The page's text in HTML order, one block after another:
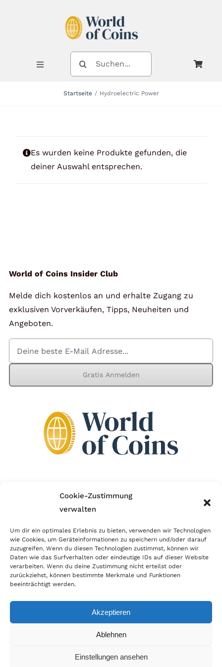
Cookie-Zustimmung
verwalten
Um dir ein optimales Erlebnis zu bieten, verwenden wir Technologien
wie Cookies, um Geräteinformationen zu speichern und/oder darauf
zuzugreifen. Wenn du diesen Technologien zustimmst, können wir
Daten wie das Surfverhalten oder eindeutige IDs auf dieser Website
verarbeiten. Wenn du deine Zustimmung nicht erteilst oder
zurückziehst, können bestimmte Merkmale und Funktionen
beeinträchtigt werden.
Akzeptieren
Ablehnen
Einstellungen ansehen
Toggle
Navigation
Kontakt
Mein Konto
Warenkorb
SUCHE
NACH:
Startseite Hydroelectric Power
Es wurden keine Produkte gefunden, die
deiner Auswahl entsprechen.
World of Coins Insider Club
Melde dich kostenlos an und erhalte Zugang zu
exklusiven Vorverkäufen, Tipps, Neuheiten und
Angeboten.
Gratis Anmelden
Wir sind Mitglied im Händlerbund!
erfolgreichen E-Commerce ein. Auch wir sind wie
viele Onlineshops im Netz Mitglied im Händlerbund
und unterstützen fairen Onlinehandel.
© Copyright 2026 | World of Coins |Impressum|Datenschutz|Cookie
|Zahlung & Versand